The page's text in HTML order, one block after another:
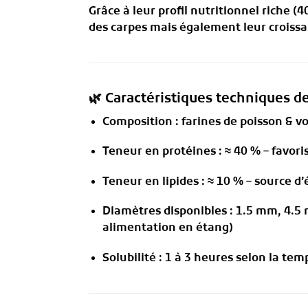
Grâce à leur profil nutritionnel riche
des carpes mais également leur
🌿 Caractéristiques techniques
Composition : farines de poisson &
Teneur en protéines: ≈ 40 %–
Teneur en lipides: ≈ 10 %– source
Diamètres disponibles: 1.5 mm, 4.5
alimentation en étang)
Solubilité : 1 à 3 heuresselon la